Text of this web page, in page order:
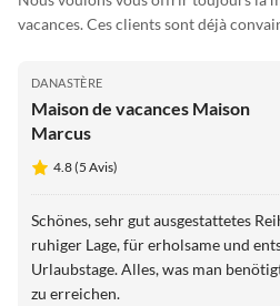
vacances. Ces clients sont déjà
DANASTÈRE
Maison de vacances Maison
Marcus
4.8 (5 Avis)
Schönes, sehr gut ausgestattetes
ruhiger Lage, für erholsame und
Urlaubstage. Alles, was man
zu erreichen.